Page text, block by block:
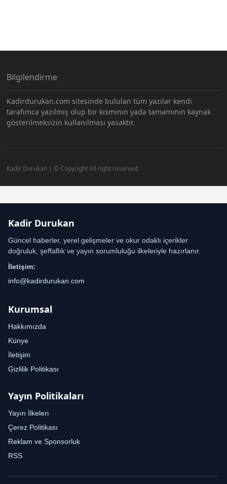
Bilgilendirme
Kadirdurukan.com sitesinde bululan tüm yazılar kendi
tarafımca yazılmış olup bir kısmının yada tamamının kaynak
gösterilmeksizin kullanılması yasaktır.
Kadir Durukan | © Copyright All right reserved
Kadir Durukan
Güncel haberler, yerel gelişmeler ve okur odaklı içerikler
doğruluk, şeffaflık ve yayın sorumluluğu ilkeleriyle hazırlanır.
İletişim:
info@kadirdurukan.com
Kurumsal
Hakkımızda
Künye
İletişim
Gizlilik Politikası
Yayın Politikaları
Yayın İlkeleri
Çerez Politikası
Reklam ve Sponsorluk
RSS